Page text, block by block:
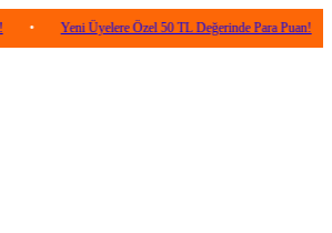
Yeni Üyelere Özel 50 TL Değerinde Para Puan! •